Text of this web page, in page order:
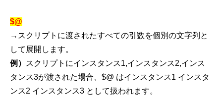
$@
→ スクリプトに渡されたすべての引数を個別の文字列と
して展開します。
例）
スクリプトにインスタンス1,インスタンス2,インス
タンス3が渡された場合、 $@ はインスタンス1 インスタ
ンス2 インスタンス3 として扱われます。